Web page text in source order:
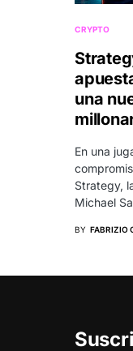
CRYPTO
una
En una
Strategy,
Michael
BY FABRIZIO